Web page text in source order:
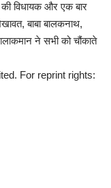
विधायक और एक बार
बाबा बालकनाथ,
ने सभी को चौंकाते
For reprint rights: